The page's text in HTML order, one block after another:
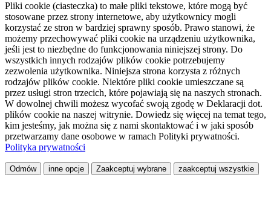
Pliki cookie (ciasteczka) to małe pliki tekstowe, które mogą być
stosowane przez strony internetowe, aby użytkownicy mogli
korzystać ze stron w bardziej sprawny sposób. Prawo stanowi, że
możemy przechowywać pliki cookie na urządzeniu użytkownika,
jeśli jest to niezbędne do funkcjonowania niniejszej strony. Do
wszystkich innych rodzajów plików cookie potrzebujemy
zezwolenia użytkownika. Niniejsza strona korzysta z różnych
rodzajów plików cookie. Niektóre pliki cookie umieszczane są
przez usługi stron trzecich, które pojawiają się na naszych stronach.
W dowolnej chwili możesz wycofać swoją zgodę w Deklaracji dot.
plików cookie na naszej witrynie. Dowiedz się więcej na temat tego,
kim jesteśmy, jak można się z nami skontaktować i w jaki sposób
przetwarzamy dane osobowe w ramach Polityki prywatności.
Polityka prywatności
Odmów inne opcje Zaakceptuj wybrane zaakceptuj wszystkie